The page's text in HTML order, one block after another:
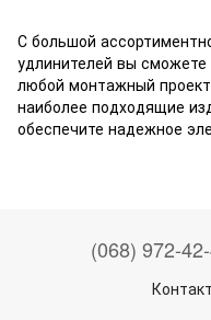
С большой
удлинителей вы
любой монтажный
наиболее подходящие
обеспечите надежное
(068) 972-